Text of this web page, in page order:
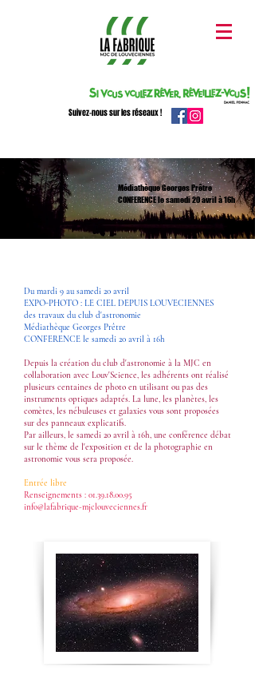
Suivez-nous sur les réseaux !
Médiathèque Georges Prêtre
CONFERENCE le samedi 20 avril à 16h
Du mardi 9 au samedi 20 avril
EXPO-PHOTO : LE CIEL DEPUIS LOUVECIENNES
des travaux du club d'astronomie
Médiathèque Georges Prêtre
CONFERENCE le samedi 20 avril à 16h
Depuis la création du club d'astronomie à la MJC en
collaboration avec Louv'Science, les adhérents ont réalisé
plusieurs centaines de photo en utilisant ou pas des
instruments optiques adaptés. La lune, les planètes, les
comètes, les nébuleuses et galaxies vous sont proposées
sur des panneaux explicatifs.
Par ailleurs, le samedi 20 avril à 16h, une conférence débat
sur le thème de l'exposition et de la photographie en
astronomie vous sera proposée.
Entrée libre
Renseignements : 01.39.18.00.95
info@lafabrique-mjclouveciennes.fr